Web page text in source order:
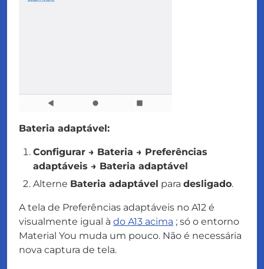
Bateria adaptável:
Configurar → Bateria → Preferências
adaptáveis → Bateria adaptável
Alterne Bateria adaptável para desligado.
A tela de Preferências adaptáveis no A12 é
visualmente igual à do A13 acima ; só o entorno
Material You muda um pouco. Não é necessária
nova captura de tela.